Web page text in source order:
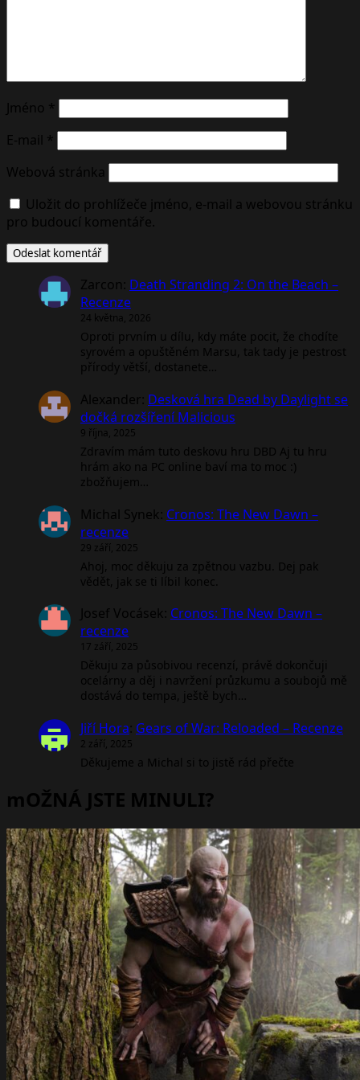
Jméno *
E-mail *
Webová stránka
Uložit do prohlížeče jméno, e-mail a webovou stránku
pro budoucí komentáře.
Zarcon: Death Stranding 2: On the Beach –
Recenze
24 května, 2026
Oproti prvním u dílu, kdy máte pocit, že chodíte
syrovém a opuštěném Marsu, tak tady je pestrost
přírody větší, dostanete…
Alexander: Desková hra Dead by Daylight se
dočká rozšíření Malicious
9 října, 2025
Zdravím mám tuto deskovu hru DBD Aj tu hru
hrám ako na PC online baví ma to moc :)
zbožňujem…
Michal Synek: Cronos: The New Dawn –
recenze
29 září, 2025
Ahoj, moc děkuju za zpětnou vazbu. Dej pak
vědět, jak se ti líbil konec.
Josef Vocásek: Cronos: The New Dawn –
recenze
17 září, 2025
Děkuju za působivou recenzí, právě dokončuji
ocelárny a děj i navržení průzkumu a soubojů mě
dostává do tempa, ještě bych…
Jiří Hora: Gears of War: Reloaded – Recenze
2 září, 2025
Děkujeme a Michal si to jistě rád přečte
mOŽNÁ JSTE MINULI?